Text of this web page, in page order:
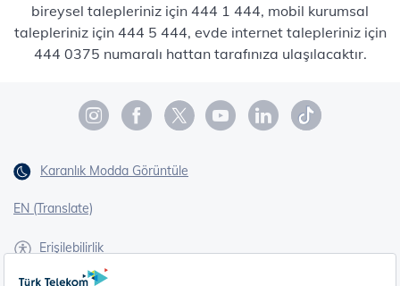
bireysel talepleriniz için 444 1 444, mobil kurumsal
talepleriniz için 444 5 444, evde internet talepleriniz için
444 0375 numaralı hattan tarafınıza ulaşılacaktır.
Karanlık Modda Görüntüle
EN (Translate)
Erişilebilirlik